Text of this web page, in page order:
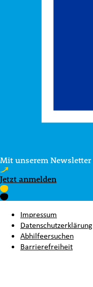
Mit unserem Newsletter
Jetzt anmelden
Impressum
Datenschutzerklärung
Abhilfeersuchen
Barrierefreiheit